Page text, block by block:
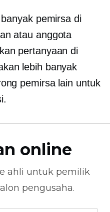
pemirsa di
atau anggota
pertanyaan di
lebih banyak
pemirsa lain untuk
online
ahli untuk pemilik
pengusaha.